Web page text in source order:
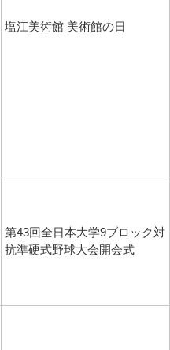
塩江美術館 美術館の日
第43回全日本大学9ブロック対
抗準硬式野球大会開会式